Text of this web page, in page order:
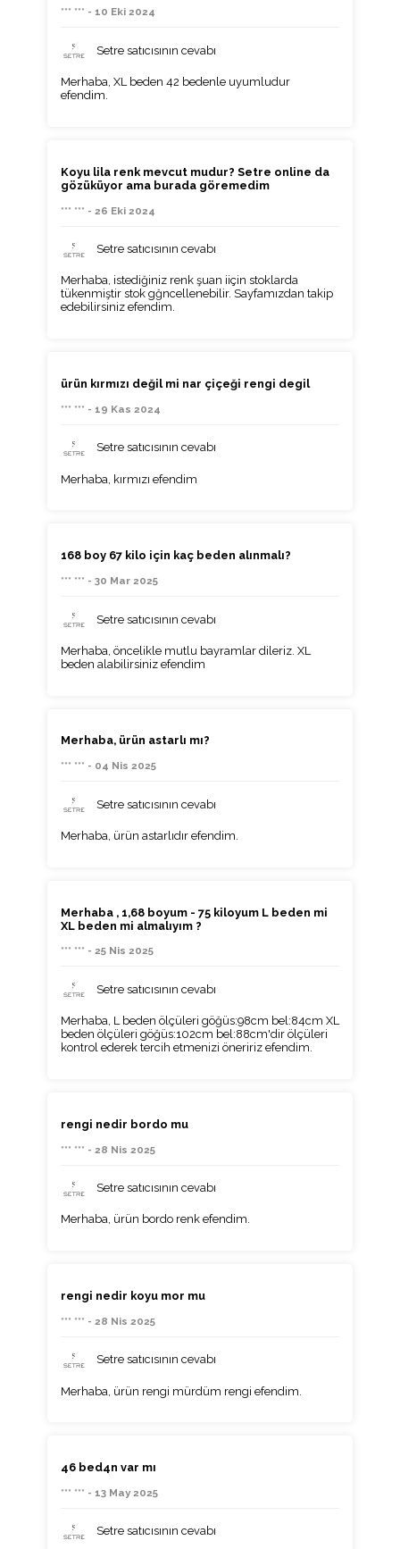
*** *** - 10 Eki 2024
Setre satıcısının cevabı
Merhaba, XL beden 42 bedenle uyumludur
efendim.
Koyu lila renk mevcut mudur? Setre online da
gözüküyor ama burada göremedim
*** *** - 26 Eki 2024
Setre satıcısının cevabı
Merhaba, istediğiniz renk şuan iiçin stoklarda
tükenmiştir stok gğncellenebilir. Sayfamızdan takip
edebilirsiniz efendim.
ürün kırmızı değil mi nar çiçeği rengi degil
*** *** - 19 Kas 2024
Setre satıcısının cevabı
Merhaba, kırmızı efendim
168 boy 67 kilo için kaç beden alınmalı?
*** *** - 30 Mar 2025
Setre satıcısının cevabı
Merhaba, öncelikle mutlu bayramlar dileriz. XL
beden alabilirsiniz efendim
Merhaba, ürün astarlı mı?
*** *** - 04 Nis 2025
Setre satıcısının cevabı
Merhaba, ürün astarlıdır efendim.
Merhaba , 1,68 boyum - 75 kiloyum L beden mi
XL beden mi almalıyım ?
*** *** - 25 Nis 2025
Setre satıcısının cevabı
Merhaba, L beden ölçüleri göğüs:98cm bel:84cm XL
beden ölçüleri göğüs:102cm bel:88cm'dir ölçüleri
kontrol ederek tercih etmenizi öneririz efendim.
rengi nedir bordo mu
*** *** - 28 Nis 2025
Setre satıcısının cevabı
Merhaba, ürün bordo renk efendim.
rengi nedir koyu mor mu
*** *** - 28 Nis 2025
Setre satıcısının cevabı
Merhaba, ürün rengi mürdüm rengi efendim.
46 bed4n var mı
*** *** - 13 May 2025
Setre satıcısının cevabı